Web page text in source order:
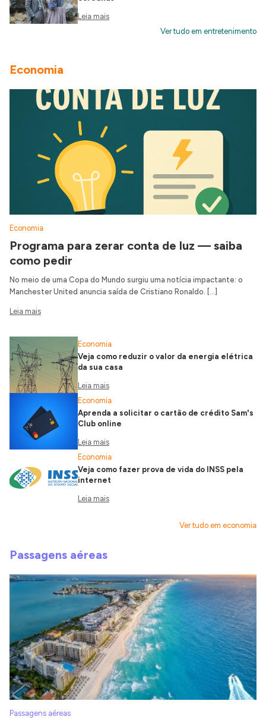
Leia mais
Ver tudo em entretenimento
Economia
Economia
Programa para zerar conta de luz — saiba
como pedir
No meio de uma Copa do Mundo surgiu uma notícia impactante: o
Manchester United anuncia saída de Cristiano Ronaldo. […]
Leia mais
Economia
Veja como reduzir o valor da energia elétrica
da sua casa
Leia mais
Economia
Aprenda a solicitar o cartão de crédito Sam's
Club online
Leia mais
Economia
Veja como fazer prova de vida do INSS pela
internet
Leia mais
Ver tudo em economia
Passagens aéreas
Passagens aéreas